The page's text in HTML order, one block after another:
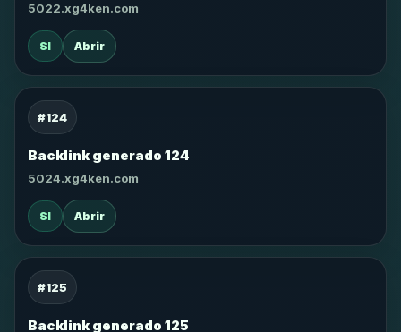
5022.xg4ken.com
SI Abrir
#124
Backlink generado 124
5024.xg4ken.com
SI Abrir
#125
Backlink generado 125